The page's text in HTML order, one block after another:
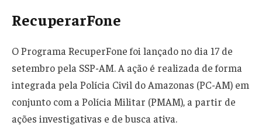
RecuperarFone
O Programa RecuperFone foi lançado no dia 17 de
setembro pela SSP-AM. A ação é realizada de forma
integrada pela Polícia Civil do Amazonas (PC-AM) em
conjunto com a Polícia Militar (PMAM), a partir de
ações investigativas e de busca ativa.